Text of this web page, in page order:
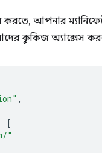
আপনার
কুকিজ অ্যাক্সেস
,
[
"